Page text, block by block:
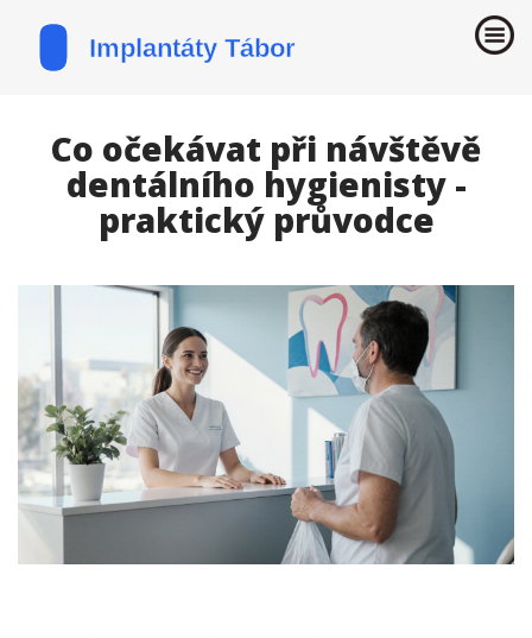
Co očekávat při návštěvě
dentálního hygienisty -
praktický průvodce